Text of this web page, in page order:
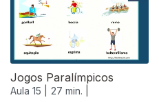
Jogos Paralímpicos
Aula 15 |
27 min. |